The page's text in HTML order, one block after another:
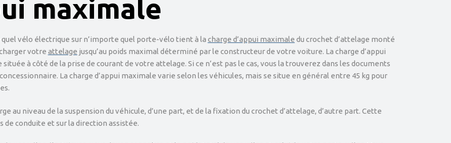
maximale
vélo électrique sur n’importe quel porte-vélo tient à la charge d’appui maximale du crochet d’attelage monté
votre attelage jusqu’au poids maximal déterminé par le constructeur de votre voiture. La charge d’appui
à côté de la prise de courant de votre attelage. Si ce n’est pas le cas, vous la trouverez dans les documents
La charge d’appui maximale varie selon les véhicules, mais se situe en général entre 45 kg pour
au niveau de la suspension du véhicule, d’une part, et de la fixation du crochet d’attelage, d’autre part. Cette
conduite et sur la direction assistée.